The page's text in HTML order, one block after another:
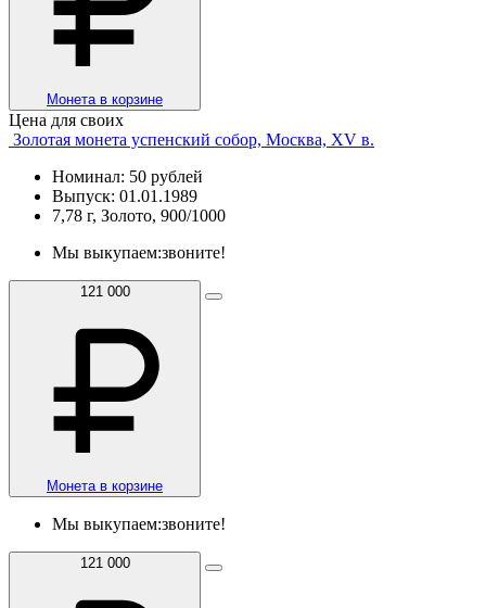
Монета в корзине
Цена для своих
Золотая монета успенский собор, Москва, XV в.
Номинал: 50 рублей
Выпуск: 01.01.1989
7,78 г, Золото, 900/1000
Мы выкупаем:звоните!
121 000
Монета в корзине
Мы выкупаем:звоните!
121 000